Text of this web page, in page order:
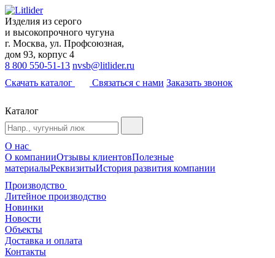
Изделия из серого
и высокопрочного чугуна
г. Москва, ул. Профсоюзная,
дом 93, корпус 4
8 800 550-51-13 nvsb@litlider.ru
Скачать каталог
Связаться с нами Заказать звонок
Каталог
О нас
О компанииОтзывы клиентовПолезные
материалыРеквизитыИстория развития компании
Производство
Литейное производство
Новинки
Новости
Объекты
Доставка и оплата
Контакты